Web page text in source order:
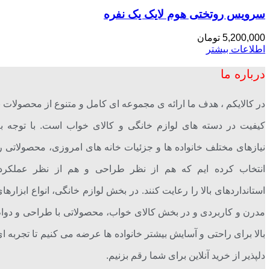
سرویس روتختی هوم لایک یک نفره
5,200,000 تومان
اطلاعات بیشتر
درباره ما
در کالایکم ، هدف ما ارائه ی مجموعه ای کامل و متنوع از محصولات
کیفیت در دسته های لوازم خانگی و کالای خواب است. با توجه
نیازهای مختلف خانواده ها و جزئیات خانه های امروزی، محصولاتی
انتخاب کرده ایم که هم از نظر طراحی و هم از نظر
استانداردهای بالا را رعایت کنند. در بخش لوازم خانگی، انواع
مدرن و کاربردی و در بخش کالای خواب، محصولاتی با طراحی و
بالا برای راحتی و آسایش بیشتر خانواده ها عرضه می کنیم تا تجربه
دلپذیر از خرید آنلاین برای شما رقم بزنیم.